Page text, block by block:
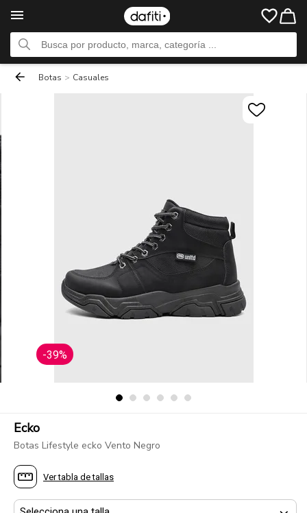
Botas > Casuales
-39%
Ecko
Botas Lifestyle ecko Vento Negro
Ver tabla de tallas